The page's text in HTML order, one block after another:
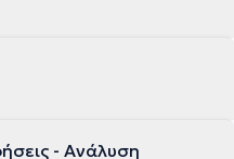
- Ανάλυση